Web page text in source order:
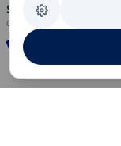
Segurança